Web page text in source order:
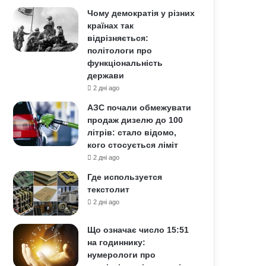
Чому демократія у різних
країнах так
відрізняється:
політологи про
функціональність
держави
2 дні ago
АЗС почали обмежувати
продаж дизелю до 100
літрів: стало відомо,
кого стосується ліміт
2 дні ago
Где используется
текстолит
2 дні ago
Що означає число 15:51
на годиннику:
нумерологи про